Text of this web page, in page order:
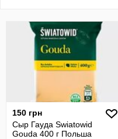
150 грн
Сыр Гауда Swiatowid
Gouda 400 г Польша